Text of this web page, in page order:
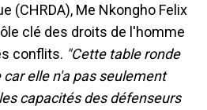
(CHRDA), Me Nkongho Felix
clé des droits de l'homme
conflits. "Cette table ronde
elle n'a pas seulement
capacités des défenseurs